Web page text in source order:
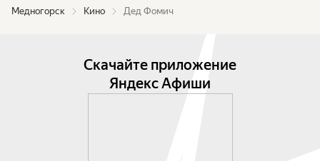
Медногорск Кино Дед Фомич
Скачайте приложение
Яндекс Афиши